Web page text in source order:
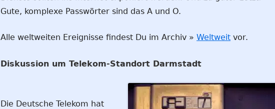
Gute, komplexe Passwörter sind das A und O.
Alle weltweiten Ereignisse findest Du im Archiv » Weltweit vor.
Diskussion um Telekom-Standort Darmstadt
Die Deutsche Telekom hat